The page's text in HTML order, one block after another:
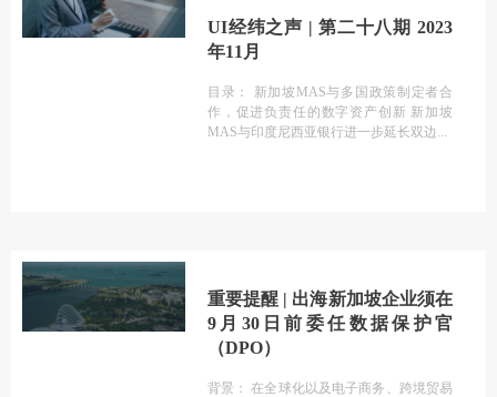
UI经纬之声 | 第二十八期 2023
年11月
目录： 新加坡MAS与多国政策制定者合
作，促进负责任的数字资产创新 新加坡
MAS与印度尼西亚银行进一步延长双边
重要提醒 | 出海新加坡企业须在
9月30日前委任数据保护官
（DPO）
背景： 在全球化以及电子商务、跨境贸易